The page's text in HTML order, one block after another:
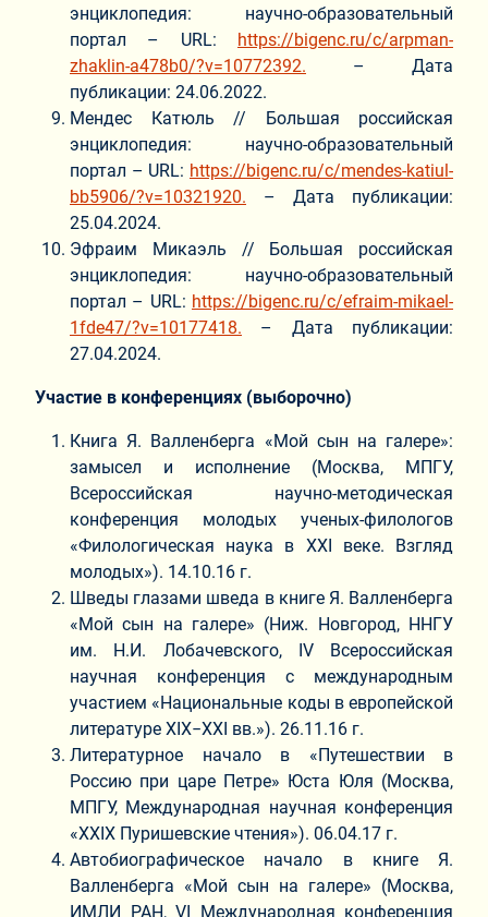
энциклопедия: научно-образовательный
портал – URL:
https://bigenc.ru/c/arpman-
zhaklin-a478b0/?v=10772392. – Дата
публикации: 24.06.2022.
Мендес Катюль // Большая российская
энциклопедия: научно-образовательный
портал – URL: https://bigenc.ru/c/mendes-katiul-
bb5906/?v=10321920. – Дата публикации:
25.04.2024.
Эфраим Микаэль // Большая российская
энциклопедия: научно-образовательный
портал – URL: https://bigenc.ru/c/efraim-mikael-
1fde47/?v=10177418. – Дата публикации:
27.04.2024.
Участие в конференциях (выборочно)
Книга Я. Валленберга «Мой сын на галере»:
замысел и исполнение (Москва, МПГУ,
Всероссийская научно-методическая
конференция молодых ученых-филологов
«Филологическая наука в XXI веке. Взгляд
молодых»). 14.10.16 г.
Шведы глазами шведа в книге Я. Валленберга
«Мой сын на галере» (Ниж. Новгород, ННГУ
им. Н.И. Лобачевского, IV Всероссийская
научная конференция с международным
участием «Национальные коды в европейской
литературе XIX−XXI вв.»). 26.11.16 г.
Литературное начало в «Путешествии в
Россию при царе Петре» Юста Юля (Москва,
МПГУ, Международная научная конференция
«XXIX Пуришевские чтения»). 06.04.17 г.
Автобиографическое начало в книге Я.
Валленберга «Мой сын на галере» (Москва,
ИМЛИ РАН, VI Международная конференция